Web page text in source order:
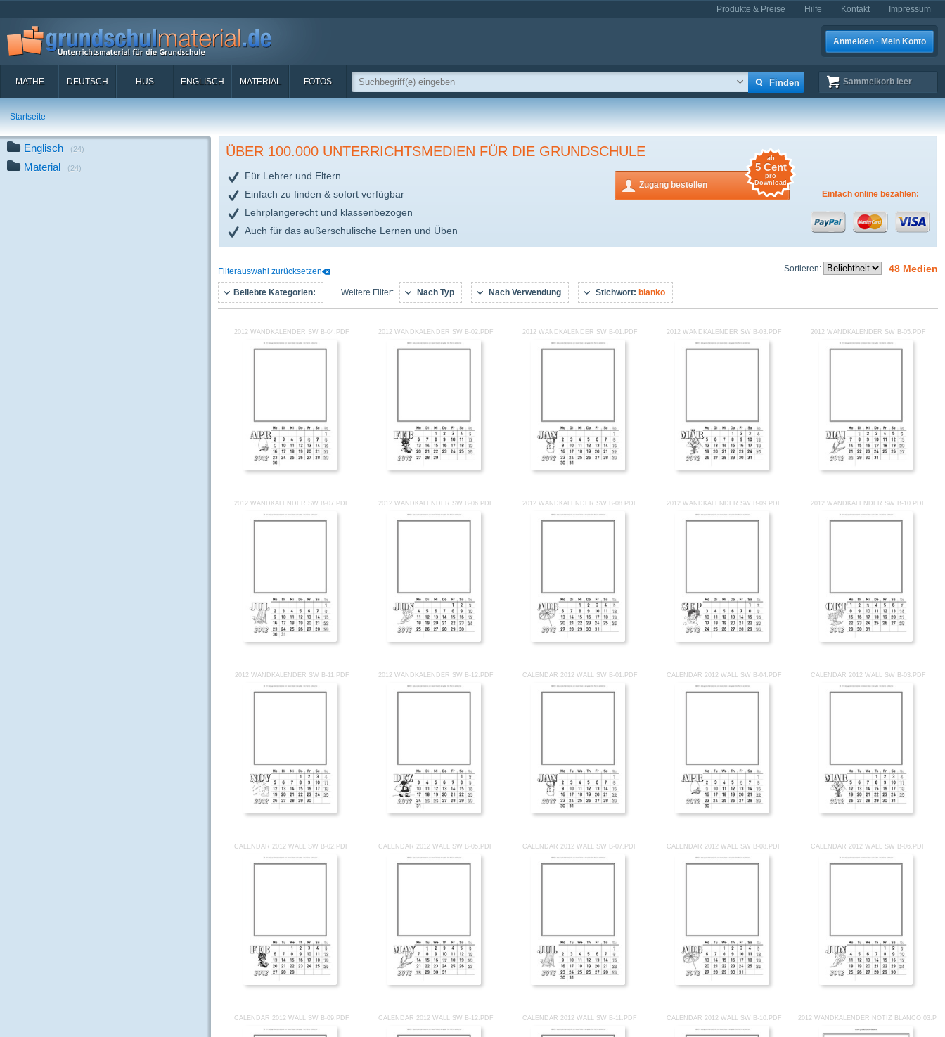
Produkte & Preise Hilfe Kontakt Impressum
Anmelden · Mein Konto
MATHE DEUTSCH HUS ENGLISCH MATERIAL FOTOS Sammelkorb leer
Startseite
Englisch (24)
Material (24)
ÜBER 100.000 UNTERRICHTSMEDIEN FÜR DIE GRUNDSCHULE
Für Lehrer und Eltern
Einfach zu finden & sofort verfügbar
Lehrplangerecht und klassenbezogen
Auch für das außerschulische Lernen und Üben
Zugang bestellen
ab
5 Cent
pro
Download
Einfach online bezahlen:
Sortieren: 48 Medien
Filterauswahl zurücksetzen
Beliebte Kategorien: Weitere Filter: Nach Typ Nach Verwendung Stichwort: blanko
2012 WANDKALENDER SW B-04.PDF 2012 WANDKALENDER SW B-02.PDF 2012 WANDKALENDER SW B-01.PDF 2012 WANDKALENDER SW B-03.PDF 2012 WANDKALENDER SW B-05.PDF
2012 WANDKALENDER SW B-07.PDF 2012 WANDKALENDER SW B-06.PDF 2012 WANDKALENDER SW B-08.PDF 2012 WANDKALENDER SW B-09.PDF 2012 WANDKALENDER SW B-10.PDF
2012 WANDKALENDER SW B-11.PDF 2012 WANDKALENDER SW B-12.PDF CALENDAR 2012 WALL SW B-01.PDF CALENDAR 2012 WALL SW B-04.PDF CALENDAR 2012 WALL SW B-03.PDF
CALENDAR 2012 WALL SW B-02.PDF CALENDAR 2012 WALL SW B-05.PDF CALENDAR 2012 WALL SW B-07.PDF CALENDAR 2012 WALL SW B-08.PDF CALENDAR 2012 WALL SW B-06.PDF
CALENDAR 2012 WALL SW B-09.PDF CALENDAR 2012 WALL SW B-12.PDF CALENDAR 2012 WALL SW B-11.PDF CALENDAR 2012 WALL SW B-10.PDF 2012 WANDKALENDER NOTIZ BLANCO 03.PDF